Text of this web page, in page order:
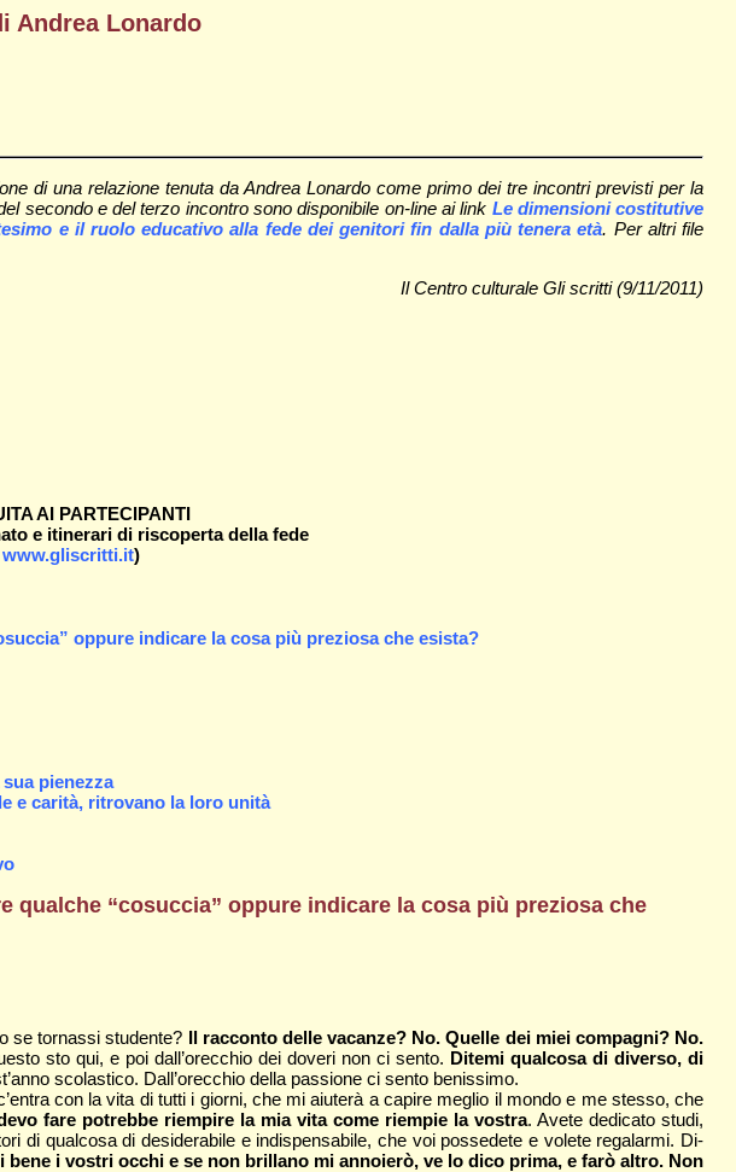
Andrea Lonardo
di una relazione tenuta da Andrea Lonardo come primo dei tre incontri previsti per la
secondo e del terzo incontro sono disponibile on-line ai link Le dimensioni costitutive
e il ruolo educativo alla fede dei genitori fin dalla più tenera età. Per altri file
Il Centro culturale Gli scritti (9/11/2011)
AI PARTECIPANTI
e itinerari di riscoperta della fede
www.gliscritti.it)
oppure indicare la cosa più preziosa che esista?
pienezza
e carità, ritrovano la loro unità
qualche “cosuccia” oppure indicare la cosa più preziosa che
se tornassi studente? Il racconto delle vacanze? No. Quelle dei miei compa­gni? No.
sto qui, e poi dall’orecchio dei doveri non ci sento. Ditemi qualcosa di diverso, di
scolastico. Dall’orecchio della passione ci sento benissimo.
con la vita di tutti i giorni, che mi aiu­terà a capire meglio il mondo e me stes­so, che
fa­re potrebbe riempire la mia vita come riempie la vostra. Avete dedicato studi,
di qualcosa di deside­rabile e indispensabile, che voi possedete e volete regalarmi. Di­
bene i vostri occhi e se non brillano mi annoierò, ve lo dico prima, e farò altro. Non